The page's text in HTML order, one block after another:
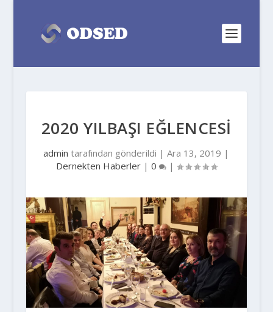
2020 YILBAŞI EĞLENCESİ
admin tarafından gönderildi |Ara 13, 2019 |
Dernekten Haberler| 0 |